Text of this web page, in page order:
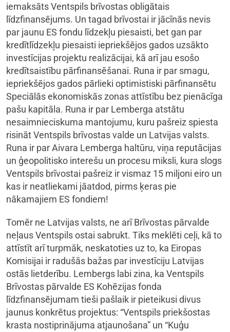
iemaksāts Ventspils brīvostas obligātais
līdzfinansējums. Un tagad brīvostai ir jācīnās nevis
par jaunu ES fondu līdzekļu piesaisti, bet gan par
kredītlīdzekļu piesaisti iepriekšējos gados uzsākto
investīcijas projektu realizācijai, kā arī jau esošo
kredītsaistību pārfinansēšanai. Runa ir par smagu,
iepriekšējos gados pārlieki optimistiski pārfinansētu
Speciālās ekonomiskās zonas attīstību bez pienācīga
pašu kapitāla. Runa ir par Lemberga atstātu
nesaimnieciskuma mantojumu, kuru pašreiz spiesta
risināt Ventspils brīvostas valde un Latvijas valsts.
Runa ir par Aivara Lemberga haltūru, viņa reputācijas
un ģeopolitisko interešu un procesu miksli, kura slogs
Ventspils brīvostai pašreiz ir vismaz 15 miljoni eiro un
kas ir neatliekami jāatdod, pirms ķeras pie
nākamajiem ES fondiem!
Tomēr ne Latvijas valsts, ne arī Brīvostas pārvalde
neļaus Ventspils ostai sabrukt. Tiks meklēti ceļi, kā to
attīstīt arī turpmāk, neskatoties uz to, ka Eiropas
Komisijai ir radušās bažas par investīciju Latvijas
ostās lietderību. Lembergs labi zina, ka Ventspils
Brīvostas pārvalde ES Kohēzijas fonda
līdzfinansējumam tieši pašlaik ir pieteikusi divus
jaunus konkrētus projektus: “Ventspils priekšostas
krasta nostiprinājuma atjaunošana” un “Kuģu